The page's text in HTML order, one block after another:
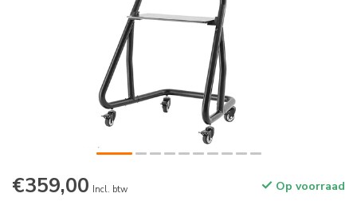
€359,00 Incl. btw Op voorraad